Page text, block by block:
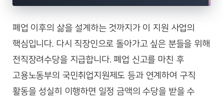
폐업 이후의 삶을 설계하는 것까지가 이 지원 사업의
핵심입니다. 다시 직장인으로 돌아가고 싶은 분들을 위해
전직장려수당을 지급합니다. 폐업 신고를 마친 후
고용노동부의 국민취업지원제도 등과 연계하여 구직
활동을 성실히 이행하면 일정 금액의 수당을 받을 수